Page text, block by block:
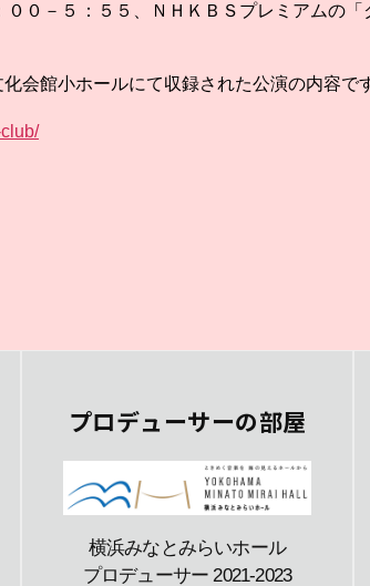
０－５：５５、ＮＨＫＢＳプレミアムの
会館小ホールにて収録された公演の内容で
プロデューサーの部屋
横浜みなとみらいホール
プロデューサー 2021-2023